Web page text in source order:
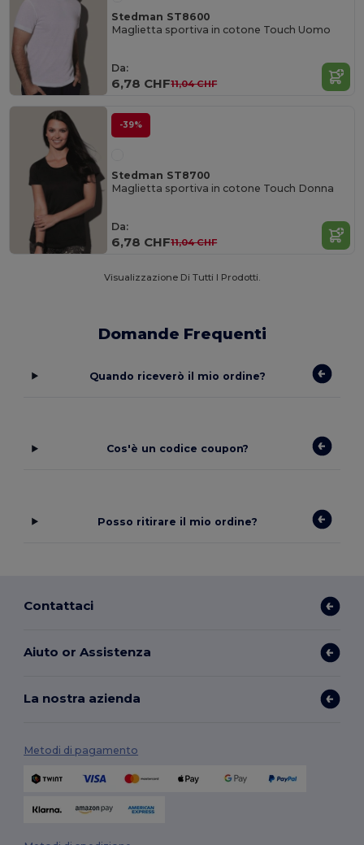
Stedman ST8600
Maglietta sportiva in cotone Touch Uomo
Da:
6,78 CHF11,04 CHF
-39%
Stedman ST8700
Maglietta sportiva in cotone Touch Donna
Da:
6,78 CHF11,04 CHF
Visualizzazione Di Tutti I Prodotti.
Domande Frequenti
Quando riceverò il mio ordine?
Cos'è un codice coupon?
Posso ritirare il mio ordine?
Contattaci
Aiuto or Assistenza
La nostra azienda
Metodi di pagamento